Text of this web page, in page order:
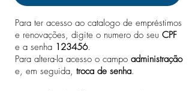
Para ter acesso ao catalogo de empréstimos
e renovações, digite o numero do seu CPF
e a senha 123456.
Para altera-la acesso o campo administração
e, em seguida, troca de senha.